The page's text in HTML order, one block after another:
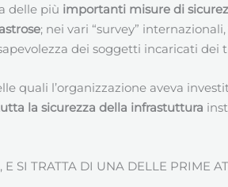
delle più importanti misure di
; nei vari “survey”
dei soggetti incaricati
quali l’organizzazione aveva
la sicurezza della infrastuttura
SI TRATTA DI UNA DELLE PRIME